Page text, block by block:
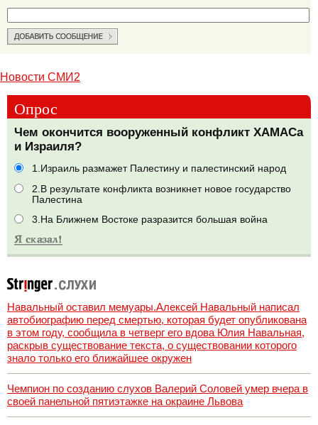
Новости СМИ2
Опрос
Чем окончится вооруженный конфликт ХАМАСа
и Израиля?
1.Израиль размажет Палестину и палестинский народ
2.В результате конфликта возникнет новое государство
Палестина
3.На Ближнем Востоке разразится большая война
Навальный оставил мемуары.Алексей Навальный написал
автобиографию перед смертью, которая будет опубликована
в этом году, сообщила в четверг его вдова Юлия Навальная,
раскрыв существование текста, о существовании которого
знало только его ближайшее окружен
Чемпион по созданию слухов Валерий Соловей умер вчера в
своей панельной пятиэтажке на окраине Львова